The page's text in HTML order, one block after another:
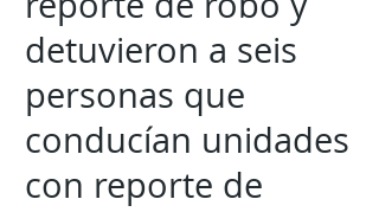
detuvieron a seis
personas que
conducían unidades
con reporte de